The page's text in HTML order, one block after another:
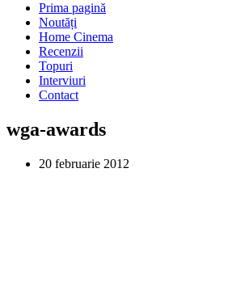
Prima pagină
Noutăți
Home Cinema
Recenzii
Topuri
Interviuri
Contact
wga-awards
20 februarie 2012